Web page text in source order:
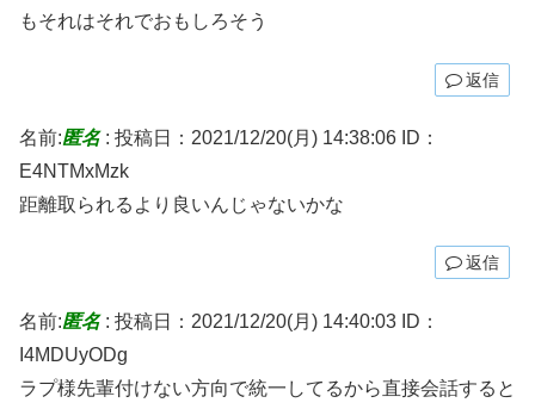
もそれはそれでおもしろそう
返信
名前:匿名: 投稿日：2021/12/20(月) 14:38:06 ID：
E4NTMxMzk
距離取られるより良いんじゃないかな
返信
名前:匿名: 投稿日：2021/12/20(月) 14:40:03 ID：
I4MDUyODg
ラプ様先輩付けない方向で統一してるから直接会話すると